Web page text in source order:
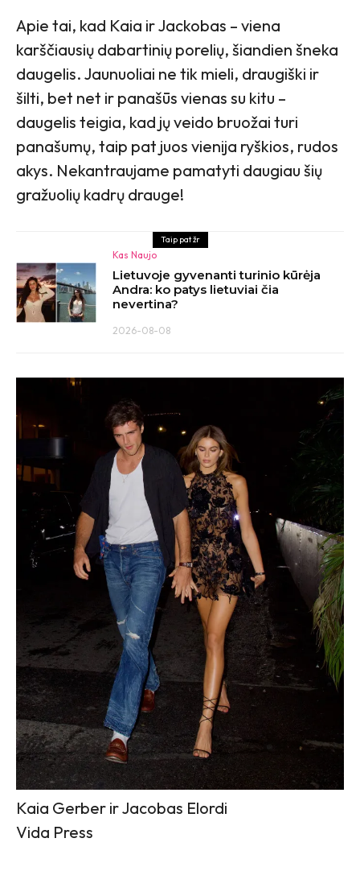
Apie tai, kad Kaia ir Jackobas – viena
karščiausių dabartinių porelių, šiandien šneka
daugelis. Jaunuoliai ne tik mieli, draugiški ir
šilti, bet net ir panašūs vienas su kitu –
daugelis teigia, kad jų veido bruožai turi
panašumų, taip pat juos vienija ryškios, rudos
akys. Nekantraujame pamatyti daugiau šių
gražuolių kadrų drauge!
Taip pat žr
Kas Naujo
Lietuvoje gyvenanti turinio kūrėja
Andra: ko patys lietuviai čia
nevertina?
2026-08-08
Kaia Gerber ir Jacobas Elordi
Vida Press